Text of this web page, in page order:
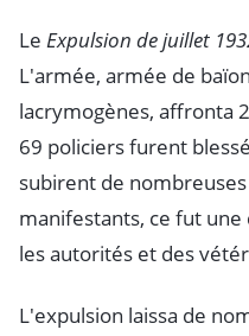
Le Expulsion de juillet
L'armée, armée de
lacrymogènes, affronta
69 policiers furent
subirent de
manifestants, ce fut
les autorités et des
L'expulsion laissa de